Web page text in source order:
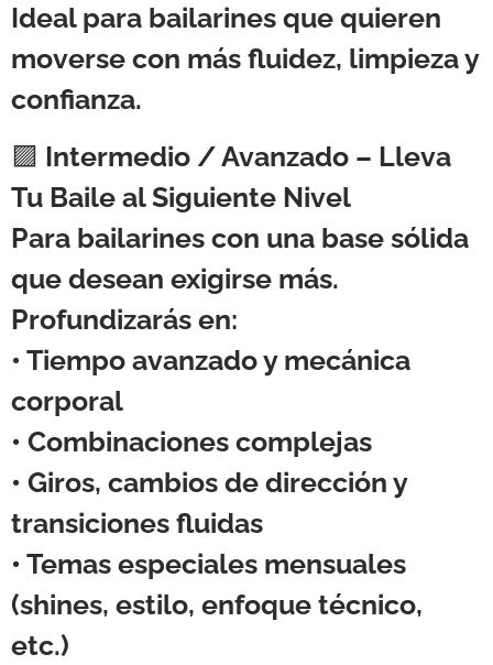
Ideal para bailarines que quieren
moverse con más fluidez, limpieza y
confianza.
🟪 Intermedio / Avanzado – Lleva
Tu Baile al Siguiente Nivel
Para bailarines con una base sólida
que desean exigirse más.
Profundizarás en:
• Tiempo avanzado y mecánica
corporal
• Combinaciones complejas
• Giros, cambios de dirección y
transiciones fluidas
• Temas especiales mensuales
(shines, estilo, enfoque técnico,
etc.)